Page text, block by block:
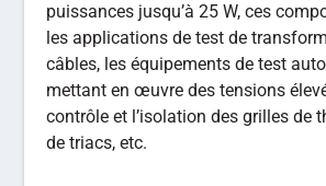
puissances jusqu’à 25 W, ces
les applications de test de
câbles, les équipements de test
mettant en œuvre des tensions
contrôle et l’isolation des grilles de
de triacs, etc.